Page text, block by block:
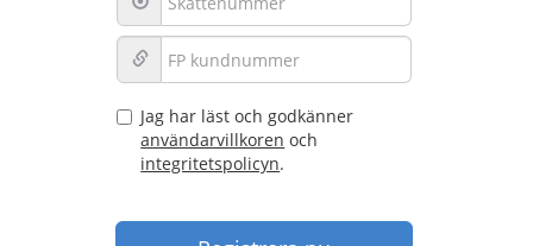
Jag har läst och godkänner
användarvillkoren och
integritetspolicyn.